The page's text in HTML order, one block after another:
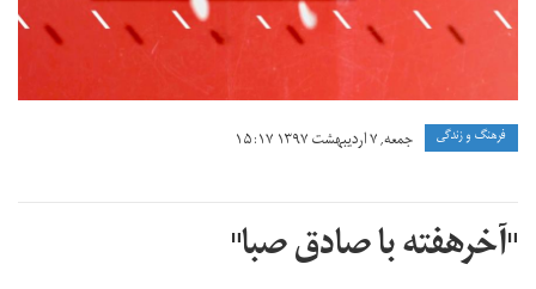
فرهنگ و زندگی جمعه, ۷ اردیبهشت ۱۳۹۷ ۱۵:۱۷
"آخرهفته با صادق صبا"